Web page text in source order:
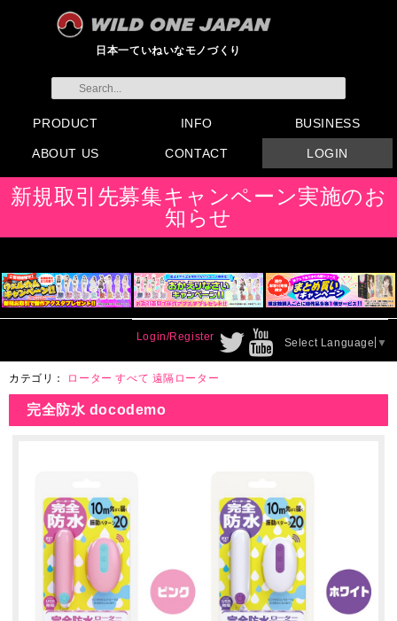
日本一ていねいなモノづくり
PRODUCT
すべてのグッズ
新製品
発売前製品
デンマ
ニップルドーム他
ローター
バイブ
オナホール
ラブドール
サポート
矯正リング
ローション
ラブサプリ
ディルド
アナル
SMグッズ
日本製グッズ
その他グッズ
INFO
製品情報
お知らせ
イベント・展示会
メディア掲載
BUSINESS
会員登録
注文方法・卸売りについ
FAX注文書
カタログ
販促物配布
代理店契約について
ABOUT US
会社概要
よくある質問
取り扱い店リスト
CONTACT
お問い合わせ
付属品販売(一般のお客様
向け)
アイディア募集
LOGIN
新規取引先募集キャンペーン実施のお
知らせ
Login/Register
Select Language ▼
カテゴリ： ローター すべて 遠隔ローター
完全防水 docodemo